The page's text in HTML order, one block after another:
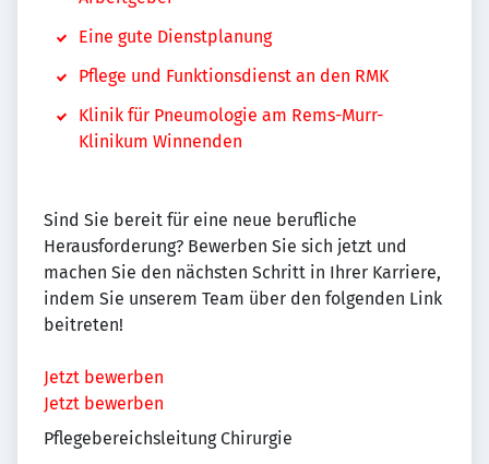
Eine gute Dienstplanung
Pflege und Funktionsdienst an den RMK
Klinik für Pneumologie am Rems-Murr-
Klinikum Winnenden
Sind Sie bereit für eine neue berufliche
Herausforderung? Bewerben Sie sich jetzt und
machen Sie den nächsten Schritt in Ihrer Karriere,
indem Sie unserem Team über den folgenden Link
beitreten!
Jetzt bewerben
Jetzt bewerben
Pflegebereichsleitung Chirurgie